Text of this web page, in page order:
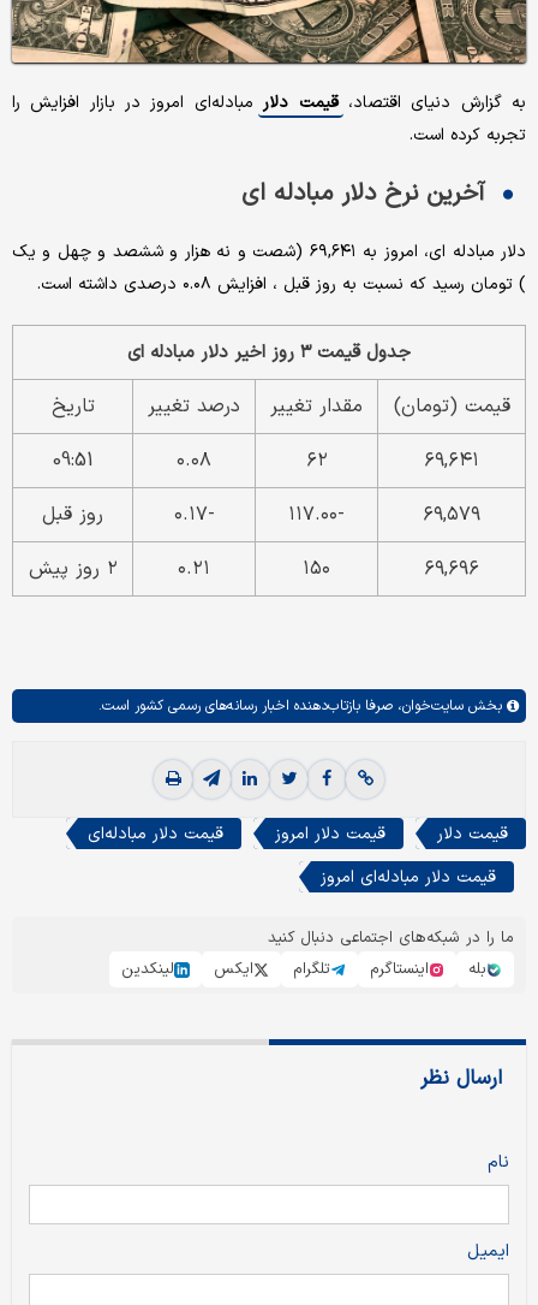
به گزارش دنیای اقتصاد، قیمت دلار مبادله‌ای امروز در بازار افزایش را
تجربه کرده است.
آخرین نرخ دلار مبادله ای
دلار مبادله ای، امروز به ۶۹,۶۴۱ (شصت و نه هزار و ششصد و چهل و یک
) تومان رسید که نسبت به روز قبل ، افزایش ۰.۰۸ درصدی داشته است.
جدول قیمت ۳ روز اخیر دلار مبادله ای
قیمت (تومان) مقدار تغییر درصد تغییر
تاریخ
۶۹,۶۴۱
۶۲ ۰.۰۸
09:51
۶۹,۵۷۹
-۱۱۷.۰۰ -۰.۱۷
روز قبل
۶۹,۶۹۶
۱۵۰ ۰.۲۱ ۲ روز پیش
بخش سایت‌خوان، صرفا بازتاب‌دهنده اخبار رسانه‌های رسمی کشور است.
قیمت دلار قیمت دلار امروز
قیمت دلار مبادله‌ای
قیمت دلار مبادله‌ای امروز
ما را در شبکه‌های اجتماعی دنبال کنید
بله
اینستاگرم تلگرام ایکس لینکدین
ارسال نظر
نام
ایمیل